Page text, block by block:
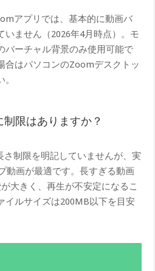
アプリでは、基本的に動画バ
いません（2026年4月時点）。モ
バーチャル背景のみ使用可能で
合はパソコンのZoomデスクトッ
限はありますか？
制限を明記していませんが、実
動画が最適です。長すぎる動画
大きく、再生が不安定になるこ
イルサイズは200MB以下を目安